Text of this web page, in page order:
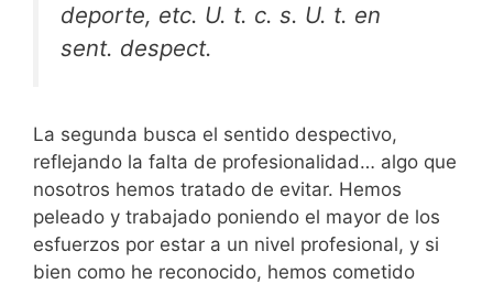
deporte, etc. U. t. c. s. U. t. en
sent. despect.
La segunda busca el sentido despectivo,
reflejando la falta de profesionalidad… algo que
nosotros hemos tratado de evitar. Hemos
peleado y trabajado poniendo el mayor de los
esfuerzos por estar a un nivel profesional, y si
bien como he reconocido, hemos cometido